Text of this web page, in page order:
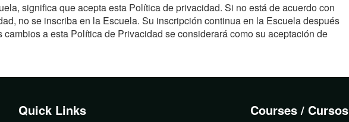
significa que acepta esta Política de privacidad. Si no está de acuerdo con
no se inscriba en la Escuela. Su inscripción continua en la Escuela después
a esta Política de Privacidad se considerará como su aceptación de
Quick Links Courses / Cursos